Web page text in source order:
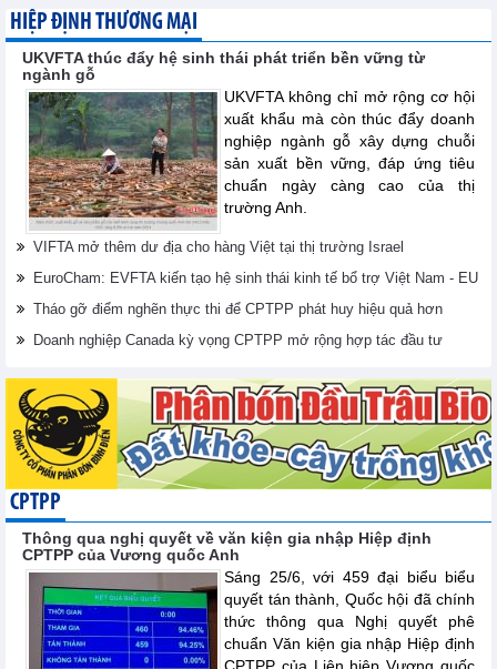
HIỆP ĐỊNH THƯƠNG MẠI
UKVFTA thúc đẩy hệ sinh thái phát triển bền vững từ
ngành gỗ
UKVFTA không chỉ mở rộng cơ hội
xuất khẩu mà còn thúc đẩy doanh
nghiệp ngành gỗ xây dựng chuỗi
sản xuất bền vững, đáp ứng tiêu
chuẩn ngày càng cao của thị
trường Anh.
VIFTA mở thêm dư địa cho hàng Việt tại thị trường Israel
EuroCham: EVFTA kiến tạo hệ sinh thái kinh tế bổ trợ Việt Nam - EU
Tháo gỡ điểm nghẽn thực thi để CPTPP phát huy hiệu quả hơn
Doanh nghiệp Canada kỳ vọng CPTPP mở rộng hợp tác đầu tư
CPTPP
Thông qua nghị quyết về văn kiện gia nhập Hiệp định
CPTPP của Vương quốc Anh
Sáng 25/6, với 459 đại biểu biểu
quyết tán thành, Quốc hội đã chính
thức thông qua Nghị quyết phê
chuẩn Văn kiện gia nhập Hiệp định
CPTPP của Liên hiệp Vương quốc